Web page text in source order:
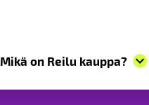
Mikä on Reilu kauppa?